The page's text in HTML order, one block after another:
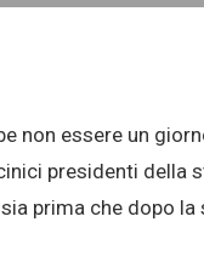
non essere un
presidenti
prima che dopo